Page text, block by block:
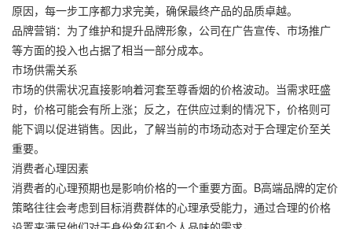
原因，每一步工序都力求完美，确保最终产品的品质卓越。
品牌营销：为了维护和提升品牌形象，公司在广告宣传、市场推广
等方面的投入也占据了相当一部分成本。
市场供需关系
市场的供需状况直接影响着河套至尊香烟的价格波动。当需求旺盛
时，价格可能会有所上涨；反之，在供应过剩的情况下，价格则可
能下调以促进销售。因此，了解当前的市场动态对于合理定价至关
重要。
消费者心理因素
消费者的心理预期也是影响价格的一个重要方面。B高端品牌的定价
策略往往会考虑到目标消费群体的心理承受能力，通过合理的价格